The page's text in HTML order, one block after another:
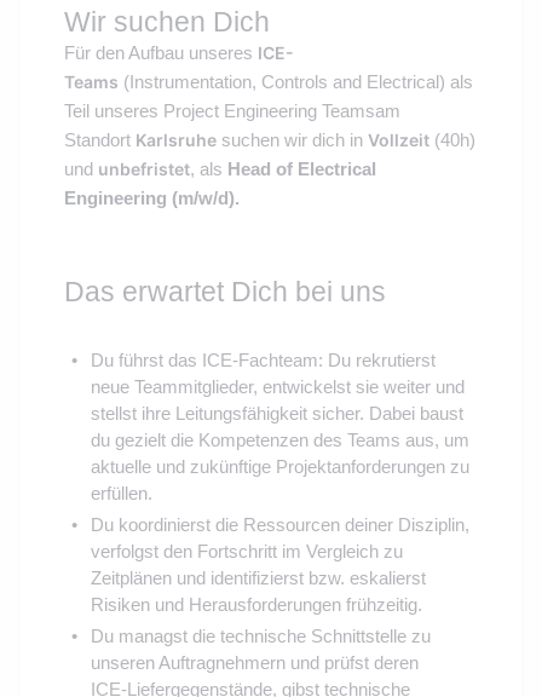
Wir suchen Dich
Für den Aufbau unseres ICE-
Teams (Instrumentation, Controls and Electrical) als
Teil unseres Project Engineering Teamsam
Standort Karlsruhesuchen wir dich in Vollzeit(40h)
und unbefristet, als Head of Electrical
Engineering (m/w/d).
Das erwartet Dich bei uns
Du führst das ICE-Fachteam: Du rekrutierst
neue Teammitglieder, entwickelst sie weiter und
stellst ihre Leitungsfähigkeit sicher. Dabei baust
du gezielt die Kompetenzen des Teams aus, um
aktuelle und zukünftige Projektanforderungen zu
erfüllen.
Du koordinierst die Ressourcen deiner Disziplin,
verfolgst den Fortschritt im Vergleich zu
Zeitplänen und identifizierst bzw. eskalierst
Risiken und Herausforderungen frühzeitig.
Du managst die technische Schnittstelle zu
unseren Auftragnehmern und prüfst deren
ICE‑Liefergegenstände, gibst technische